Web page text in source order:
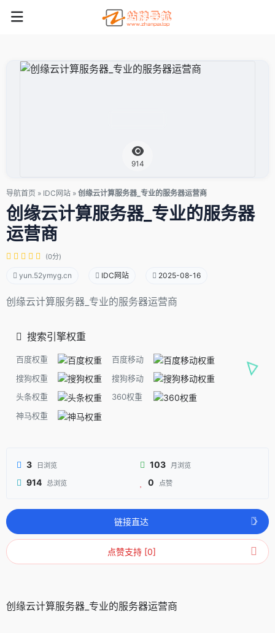
914
导航首页 » IDC网站 » 创缘云计算服务器_专业的服务器运营商
创缘云计算服务器_专业的服务器
运营商
(0分)
yun.52ymyg.cn IDC网站 2025-08-16
创缘云计算服务器_专业的服务器运营商
搜索引擎权重
百度权重
百度移动
搜狗权重
搜狗移动
头条权重
360权重
神马权重
3 日浏览 103 月浏览
914 总浏览 0 点赞
链接直达
点赞支持 [0]
创缘云计算服务器_专业的服务器运营商